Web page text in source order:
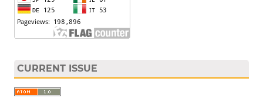
CURRENT ISSUE